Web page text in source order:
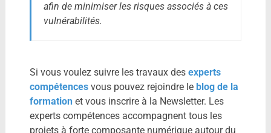
afin de minimiser les risques associés à ces
vulnérabilités.
Si vous voulez suivre les travaux des experts
compétencesvous pouvez rejoindre le blog de la
formation et vous inscrire à la Newsletter. Les
experts compétences accompagnent tous les
projets à forte composante numérique autour du